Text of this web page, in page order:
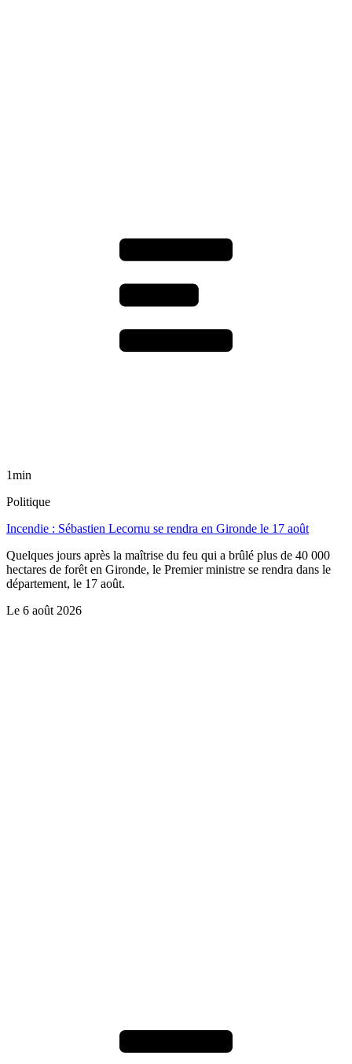
1min
Politique
Incendie : Sébastien Lecornu se rendra en Gironde le 17 août
Quelques jours après la maîtrise du feu qui a brûlé plus de 40 000
hectares de forêt en Gironde, le Premier ministre se rendra dans le
département, le 17 août.
Le 6 août 2026